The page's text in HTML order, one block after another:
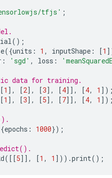
tfjs' ;
();
({units : 1 , inputShape : [1
: 'sgd' , loss :
data for training.
1 ], [2], [3], [4]], [4, 1
1 ], [3], [5], [7]], [4, 1
{epochs : 1000});
([[5]], [1 , 1 ])).print();